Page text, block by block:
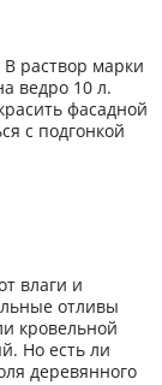
раствор марки
ведро 10 л.
фасадной
с подгонкой
влаги и
отливы
кровельной
Но есть ли
деревянного